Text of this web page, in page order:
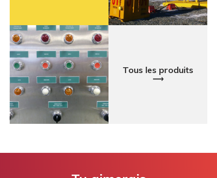
Tous les produits
⟶